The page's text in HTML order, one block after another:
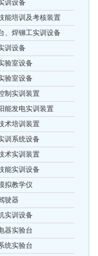
训设备
能培训及考核装置
、焊铆工实训设备
训设备
验室设备
验室设备
制实训装置
能发电实训装置
术培训装置
训系统设备
术实训装置
能实训设备
拟教学仪
驶器
实训设备
器实验台
统实验台